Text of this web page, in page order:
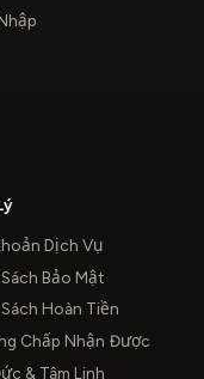
Dịch Vụ
Bảo Mật
Hoàn Tiền
Chấp Nhận Được
& Tâm Linh